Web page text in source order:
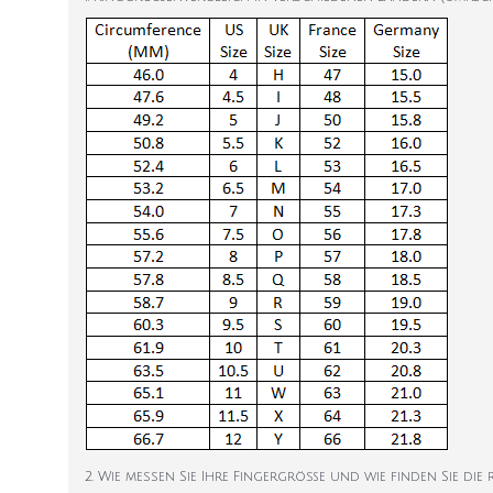
2. Wie messen Sie Ihre Fingergröße und wie finden Sie